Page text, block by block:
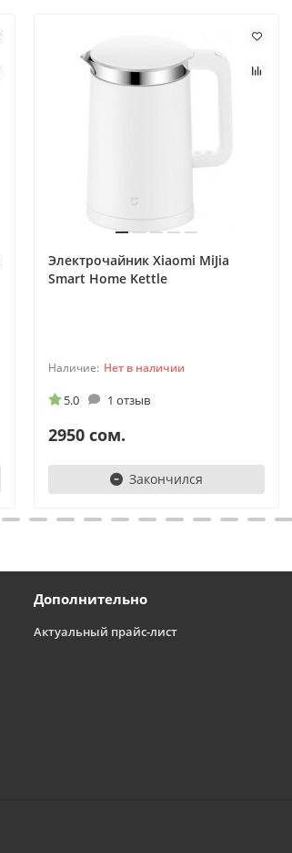
Электрочайник Xiaomi MiJia
Smart Home Kettle
Нет в наличии
5.0 1 отзыв
2950 сом.
Закончился
Дополнительно
Актуальный прайс-лист